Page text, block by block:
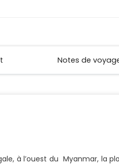
Notes de
à l’ouest du Myanmar, la